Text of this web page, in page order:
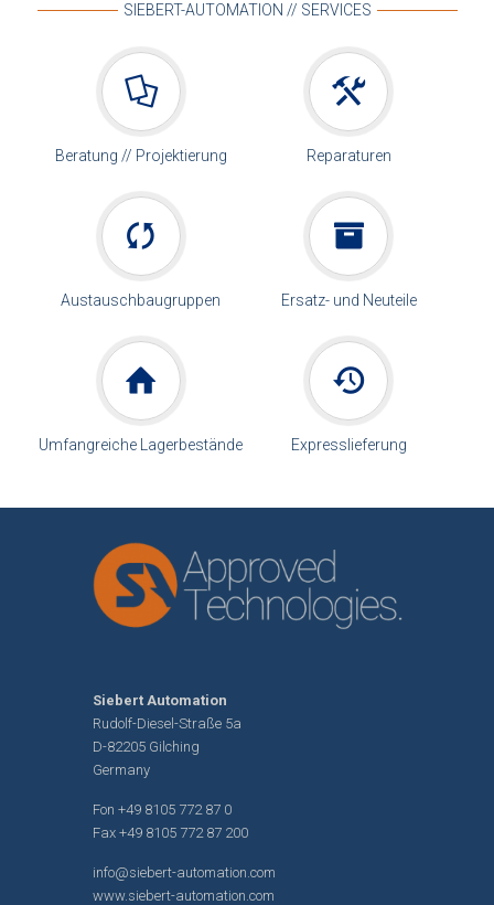
SIEBERT-AUTOMATION // SERVICES
Beratung // Projektierung Reparaturen
Austauschbaugruppen Ersatz- und Neuteile
Umfangreiche Lagerbestände Expresslieferung
Siebert Automation
Rudolf-Diesel-Straße 5a
D-82205 Gilching
Germany
Fon +49 8105 772 87 0
Fax +49 8105 772 87 200
info@siebert-automation.com
www.siebert-automation.com